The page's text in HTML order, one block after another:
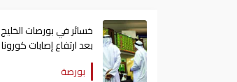
خسائر في بورصات الخليج
بعد ارتفاع إصابات كورونا
بالكويت والبحرين
بورصة